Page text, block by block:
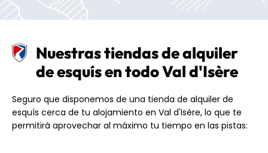
Nuestras tiendas de alquiler
de esquís en todo Val d'Isère
Seguro que disponemos de una tienda de alquiler de
esquís cerca de tu alojamiento en Val d'Isère, lo que te
permitirá aprovechar al máximo tu tiempo en las pistas: